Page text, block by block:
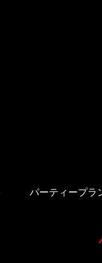
パーティープラ